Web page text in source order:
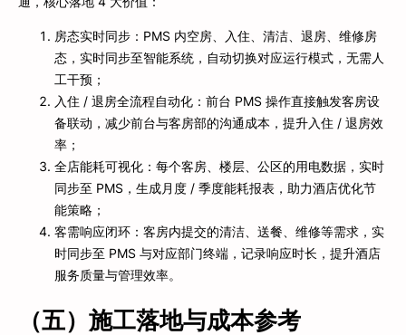
房态实时同步：PMS 内空房、入住、清洁、退房、维修房
态，实时同步至智能系统，自动切换对应运行模式，无需人
工干预；
入住 / 退房全流程自动化：前台 PMS 操作直接触发客房设
备联动，减少前台与客房部的沟通成本，提升入住 / 退房效
率；
全店能耗可视化：每个客房、楼层、公区的用电数据，实时
同步至 PMS，生成月度 / 季度能耗报表，助力酒店优化节
能策略；
客需响应闭环：客房内提交的清洁、送餐、维修等需求，实
时同步至 PMS 与对应部门终端，记录响应时长，提升酒店
服务质量与管理效率。
（五）施工落地与成本参考